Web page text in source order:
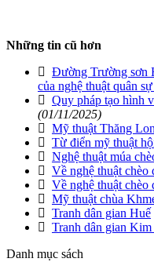
Những tin cũ hơn
Đường Trường sơn
của nghệ thuật quân
Quy pháp tạo hình
(01/11/2025)
Mỹ thuật Thăng
Từ điển mỹ thuật
Nghệ thuật múa
Về nghệ thuật chèo
Về nghệ thuật chèo
Mỹ thuật chùa
Tranh dân gian Huế
Tranh dân gian
Danh mục sách